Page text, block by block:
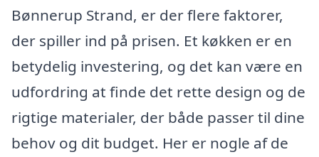
Bønnerup Strand, er der flere faktorer,
der spiller ind på prisen. Et køkken er en
betydelig investering, og det kan være en
udfordring at finde det rette design og de
rigtige materialer, der både passer til dine
behov og dit budget. Her er nogle af de